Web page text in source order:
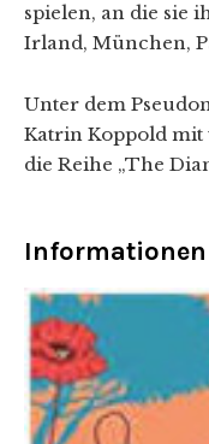
spielen, an die sie
Irland, München,
Unter dem
Katrin Koppold
die Reihe „The